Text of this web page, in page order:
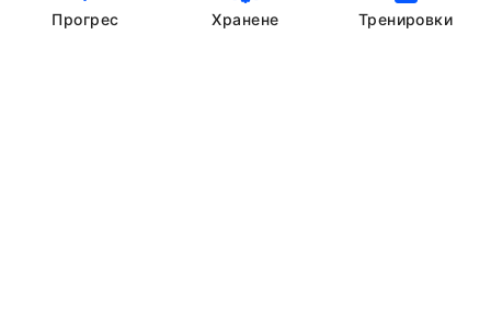
Прогрес Хранене Тренировки